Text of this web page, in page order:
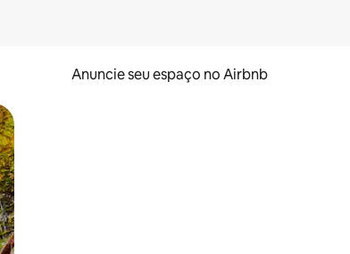
Anuncie seu espaço no Airbnb